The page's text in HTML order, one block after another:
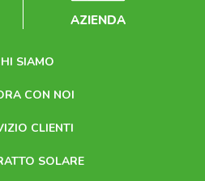
SIAMO
CON NOI
CLIENTI
SOLARE
AZIENDA